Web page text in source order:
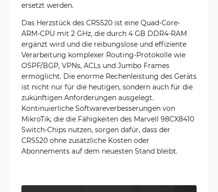
ersetzt werden.
Das Herzstück des CRS520 ist eine Quad-Core-
ARM-CPU mit 2 GHz, die durch 4 GB DDR4-RAM
ergänzt wird und die reibungslose und effiziente
Verarbeitung komplexer Routing-Protokolle wie
OSPF/BGP, VPNs, ACLs und Jumbo Frames
ermöglicht. Die enorme Rechenleistung des Geräts
ist nicht nur für die heutigen, sondern auch für die
zukünftigen Anforderungen ausgelegt.
Kontinuierliche Softwareverbesserungen von
MikroTik, die die Fähigkeiten des Marvell 98CX8410
Switch-Chips nutzen, sorgen dafür, dass der
CRS520 ohne zusätzliche Kosten oder
Abonnements auf dem neuesten Stand bleibt.